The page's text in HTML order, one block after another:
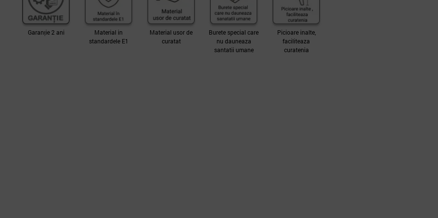
Garanție 2 ani
Material in
standardele E1
Material usor de
curatat
Burete special care
nu dauneaza
santatii umane
Picioare inalte,
faciliteaza
curatenia